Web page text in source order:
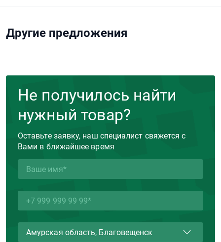
Другие предложения
Не получилось найти
нужный товар?
Оставьте заявку, наш специалист свяжется с
Вами в ближайшее время